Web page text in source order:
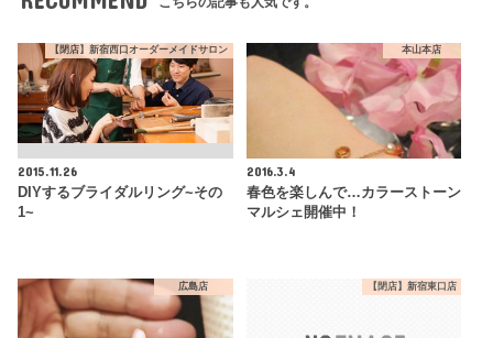
【閉店】新宿西口オーダーメイドサロン
2015.11.26
DIYするブライダルリング~その
1~
本山本店
2016.3.4
春色を楽しんで…カラーストーン
マルシェ開催中！
広島店 【閉店】新宿東口店